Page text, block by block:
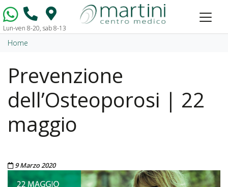
Vai al contenuto
Lun-ven 8-20, sab 8-13
Home
Prevenzione
dell’Osteoporosi | 22
maggio
Pubblicato il
9 Marzo 2020